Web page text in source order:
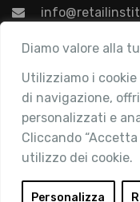
Diamo valore alla
Utilizziamo i
di navigazione,
personalizzati e
Cliccando
utilizzo dei cookie.
Personalizza
Associazione
Chi siamo
Attività
Contatti
Area Riservata
Login